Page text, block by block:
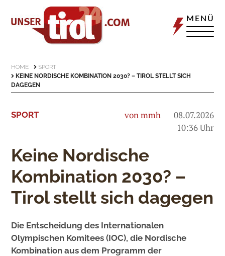
MENÜ
HOME
SPORT
KEINE NORDISCHE KOMBINATION 2030? – TIROL STELLT SICH
DAGEGEN
SPORT von mmh
08.07.2026
10:36 Uhr
Keine Nordische
Kombination 2030? –
Tirol stellt sich dagegen
Die Entscheidung des Internationalen
Olympischen Komitees (IOC), die Nordische
Kombination aus dem Programm der